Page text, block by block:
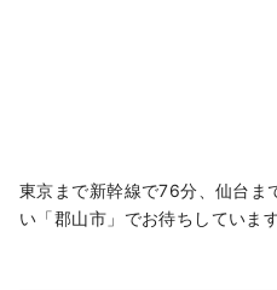
東京まで新幹線で76分、仙台ま
い「郡山市」でお待ちしています